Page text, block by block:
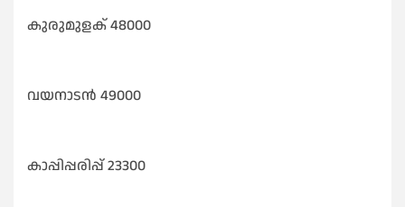
കുരുമുളക് 48000
വയനാടൻ 49000
കാപ്പിപ്പരിപ്പ് 23300